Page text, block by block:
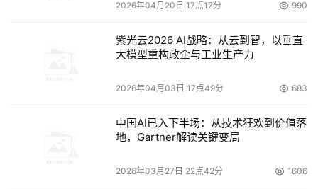
本文来源于DOIT传媒，文章内容仅供参考，不构成投资建议。
2026年04月20日 17点17分 990
紫光云2026 AI战略：从云到智，以垂直
大模型重构政企与工业生产力
2026年04月03日 17点49分 683
中国AI已入下半场：从技术狂欢到价值落
地，Gartner解读关键变局
2026年03月27日 22点42分 1606